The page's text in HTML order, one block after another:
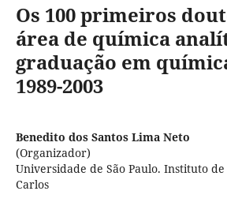
Os 100 primeiros
área de química
graduação em
1989-2003
Benedito dos Santos Lima Neto
(Organizador)
Universidade de São Paulo. Instituto
Carlos